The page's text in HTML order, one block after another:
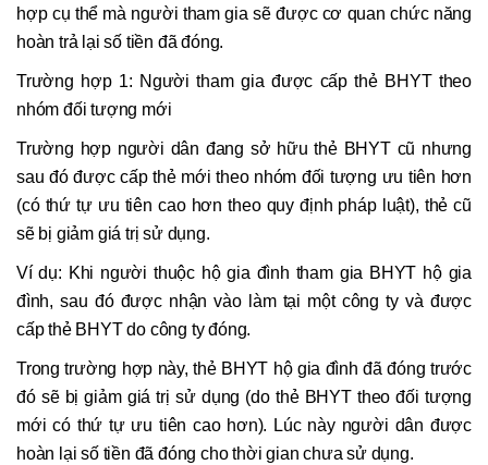
hợp cụ thể mà người tham gia sẽ được cơ quan chức năng
hoàn trả lại số tiền đã đóng.
Trường hợp 1: Người tham gia được cấp thẻ BHYT theo
nhóm đối tượng mới
Trường hợp người dân đang sở hữu thẻ BHYT cũ nhưng
sau đó được cấp thẻ mới theo nhóm đối tượng ưu tiên hơn
(có thứ tự ưu tiên cao hơn theo quy định pháp luật), thẻ cũ
sẽ bị giảm giá trị sử dụng.
Ví dụ: Khi người thuộc hộ gia đình tham gia BHYT hộ gia
đình, sau đó được nhận vào làm tại một công ty và được
cấp thẻ BHYT do công ty đóng.
Trong trường hợp này, thẻ BHYT hộ gia đình đã đóng trước
đó sẽ bị giảm giá trị sử dụng (do thẻ BHYT theo đối tượng
mới có thứ tự ưu tiên cao hơn). Lúc này người dân được
hoàn lại số tiền đã đóng cho thời gian chưa sử dụng.